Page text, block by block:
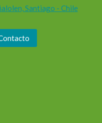
Santiago - Chile